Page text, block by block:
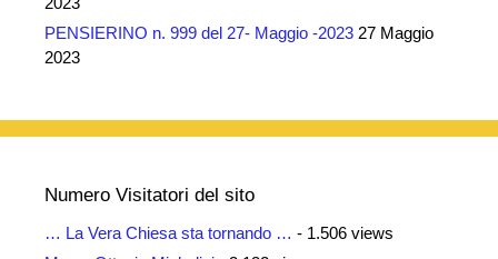
PENSIERINO n. 999 del 27- Maggio -2023 27 Maggio
2023
Numero Visitatori del sito
… La Vera Chiesa sta tornando … - 1.506 views